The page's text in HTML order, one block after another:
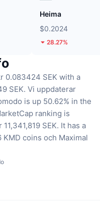
Heima
$0.2024
28.27%
0.083424 SEK with a
SEK. Vi uppdaterar
is up 50.62% in the
ranking is
SEK. It has a
KMD coins och Maximal